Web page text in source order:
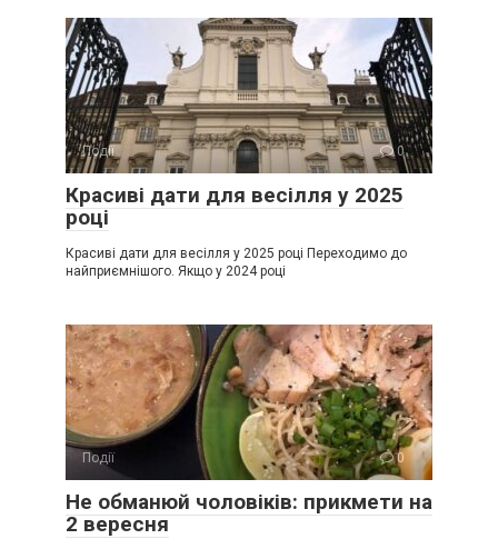
Події 0
Красиві дати для весілля у 2025
році
Красиві дати для весілля у 2025 році Переходимо до
найприємнішого. Якщо у 2024 році
Події 0
Не обманюй чоловіків: прикмети на
2 вересня